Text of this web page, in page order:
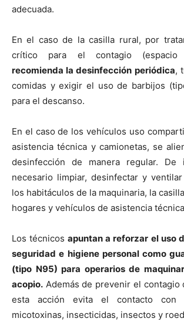
adecuada.
En el caso de la casilla rural, por
crítico para el contagio (espacio
recomienda la desinfección periódica,
comidas y exigir el uso de barbijos
para el descanso.
En el caso de los vehículos uso
asistencia técnica y camionetas, se
desinfección de manera regular. De
necesario limpiar, desinfectar y
los habitáculos de la maquinaria, la
hogares y vehículos de asistencia
Los técnicos apuntan a reforzar el uso
seguridad e higiene personal como
(tipo N95) para operarios de
acopio. Además de prevenir el contagio
esta acción evita el contacto con
micotoxinas, insecticidas, insectos y